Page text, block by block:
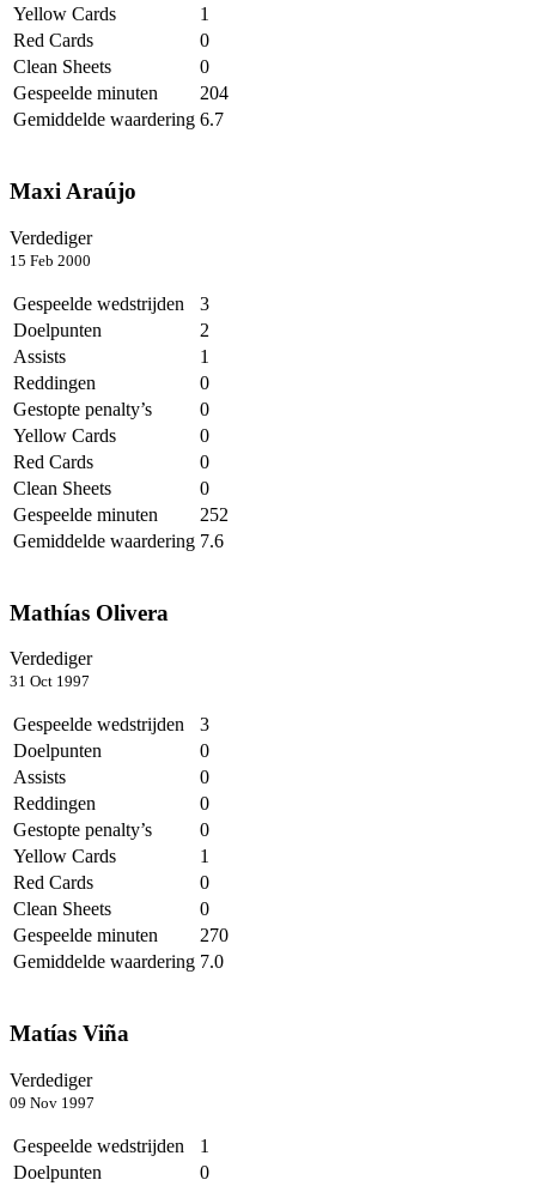
Yellow Cards
1
Red Cards
0
Clean Sheets
0
Gespeelde minuten
204
Gemiddelde waardering 6.7
Maxi Araújo
Verdediger
15 Feb 2000
Gespeelde wedstrijden
3
Doelpunten
2
Assists
1
Reddingen
0
Gestopte penalty’s
0
Yellow Cards
0
Red Cards
0
Clean Sheets
0
Gespeelde minuten
252
Gemiddelde waardering 7.6
Mathías Olivera
Verdediger
31 Oct 1997
Gespeelde wedstrijden
3
Doelpunten
0
Assists
0
Reddingen
0
Gestopte penalty’s
0
Yellow Cards
1
Red Cards
0
Clean Sheets
0
Gespeelde minuten
270
Gemiddelde waardering 7.0
Matías Viña
Verdediger
09 Nov 1997
Gespeelde wedstrijden
1
Doelpunten
0